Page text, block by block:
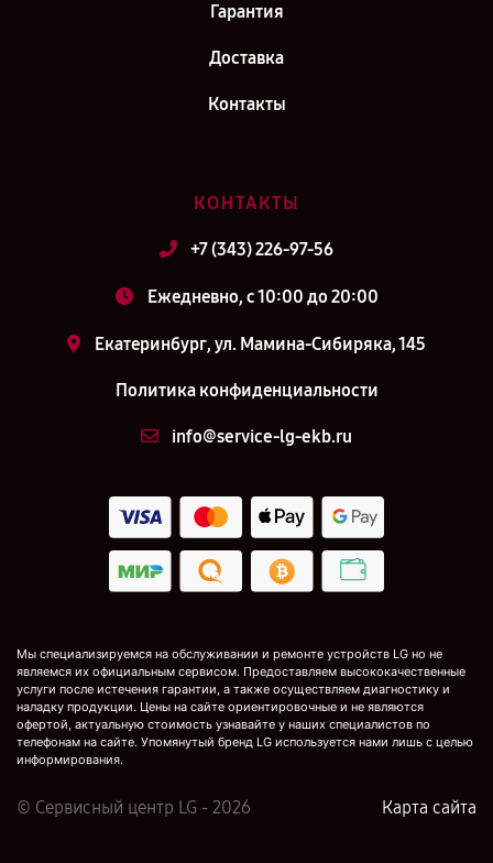
Гарантия
Доставка
Контакты
КОНТАКТЫ
+7 (343) 226-97-56
Ежедневно, с 10:00 до 20:00
Екатеринбург, ул. Мамина-Сибиряка, 145
Политика конфиденциальности
info@service-lg-ekb.ru
Мы специализируемся на обслуживании и ремонте устройств LG но не
являемся их официальным сервисом. Предоставляем высококачественные
услуги после истечения гарантии, а также осуществляем диагностику и
наладку продукции. Цены на сайте ориентировочные и не являются
офертой, актуальную стоимость узнавайте у наших специалистов по
телефонам на сайте. Упомянутый бренд LG используется нами лишь с целью
информирования.
© Сервисный центр LG - 2026 Карта сайта